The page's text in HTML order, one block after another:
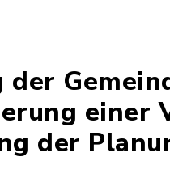
der
einer
der